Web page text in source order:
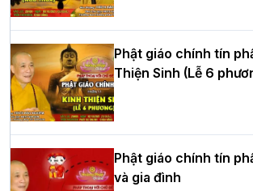
hè tại chùa Bằng
HT.Thích Thọ Lạc được suy cử làm tân
Trưởng BTS GHPGVN tỉnh Nghệ An
Phật giáo chính tín
Thiện Sinh (Lễ 6
Phật giáo chính tín
và gia đình